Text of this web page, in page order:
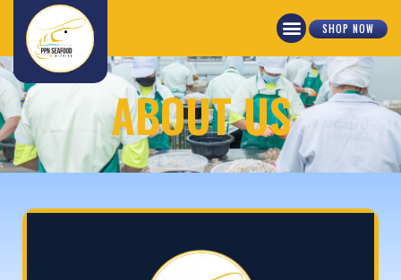
SHOP NOW
ABOUT US